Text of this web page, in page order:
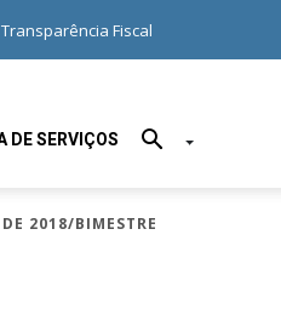
Transparência Fiscal
DE SERVIÇOS
2018/BIMESTRE